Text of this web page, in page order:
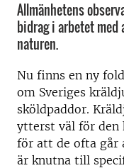
Allmänhetens
bidrag i arbetet
naturen.
Nu finns en ny
om Sveriges
sköldpaddor.
ytterst väl för den
för att de ofta går
är knutna till